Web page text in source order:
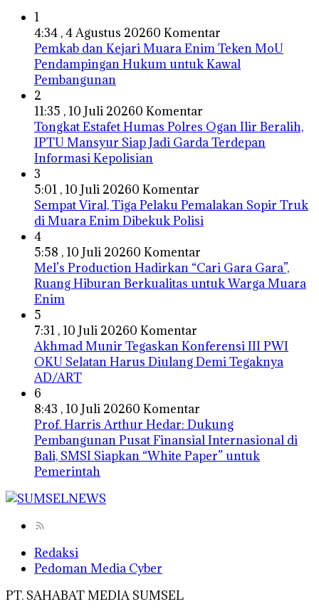
1
4:34 , 4 Agustus 20260 Komentar
Pemkab dan Kejari Muara Enim Teken MoU
Pendampingan Hukum untuk Kawal
Pembangunan
2
11:35 , 10 Juli 20260 Komentar
Tongkat Estafet Humas Polres Ogan Ilir Beralih,
IPTU Mansyur Siap Jadi Garda Terdepan
Informasi Kepolisian
3
5:01 , 10 Juli 20260 Komentar
Sempat Viral, Tiga Pelaku Pemalakan Sopir Truk
di Muara Enim Dibekuk Polisi
4
5:58 , 10 Juli 20260 Komentar
Mel’s Production Hadirkan “Cari Gara Gara”,
Ruang Hiburan Berkualitas untuk Warga Muara
Enim
5
7:31 , 10 Juli 20260 Komentar
Akhmad Munir Tegaskan Konferensi III PWI
OKU Selatan Harus Diulang Demi Tegaknya
AD/ART
6
8:43 , 10 Juli 20260 Komentar
Prof. Harris Arthur Hedar: Dukung
Pembangunan Pusat Finansial Internasional di
Bali, SMSI Siapkan “White Paper” untuk
Pemerintah
Redaksi
Pedoman Media Cyber
PT. SAHABAT MEDIA SUMSEL